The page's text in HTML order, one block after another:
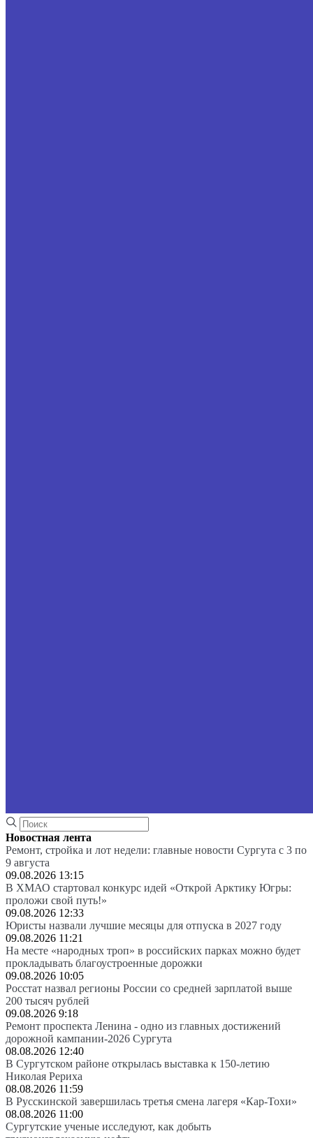
Новостная лента
Ремонт, стройка и лот недели: главные новости Сургута с 3 по
9 августа
09.08.2026 13:15
В ХМАО стартовал конкурс идей «Открой Арктику Югры:
проложи свой путь!»
09.08.2026 12:33
Юристы назвали лучшие месяцы для отпуска в 2027 году
09.08.2026 11:21
На месте «народных троп» в российских парках можно будет
прокладывать благоустроенные дорожки
09.08.2026 10:05
Росстат назвал регионы России со средней зарплатой выше
200 тысяч рублей
09.08.2026 9:18
Ремонт проспекта Ленина - одно из главных достижений
дорожной кампании-2026 Сургута
08.08.2026 12:40
В Сургутском районе открылась выставка к 150-летию
Николая Рериха
08.08.2026 11:59
В Русскинской завершилась третья смена лагеря «Кар-Тохи»
08.08.2026 11:00
Сургутские ученые исследуют, как добыть